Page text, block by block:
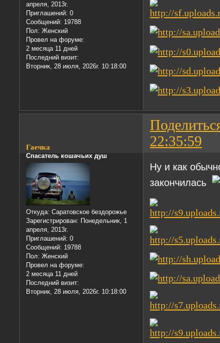
апреля, 2013г.
Приглашений: 0
Сообщений: 19788
Пол: Женский
Провел на форуме:
2 месяца 11 дней
Последний визит:
Вторник, 28 июля, 2026г. 10:18:00
22:35:59
Гаечка
Спасатель кошачьих душ
Откуда: Саратовское бездорожье
Зарегистрирован: Понедельник, 1
апреля, 2013г.
Приглашений: 0
Сообщений: 19788
Пол: Женский
Провел на форуме:
2 месяца 11 дней
Последний визит:
Вторник, 28 июля, 2026г. 10:18:00
Ну и как
закончилась